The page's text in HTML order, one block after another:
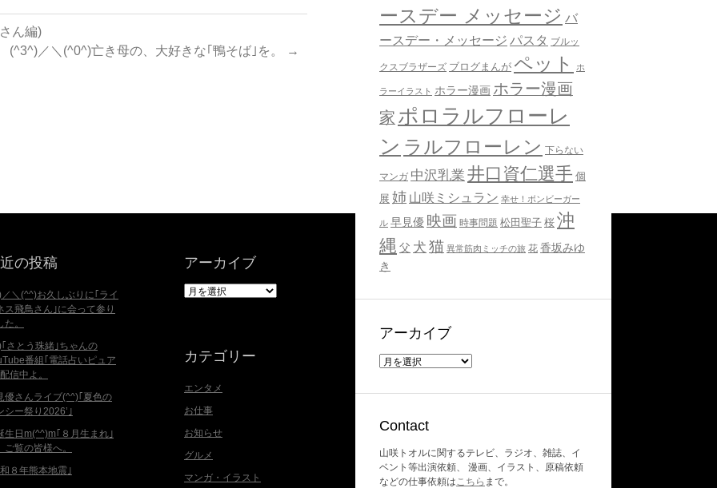
ん編)
(^3^)／＼(^0^)亡き母の、大好きな｢鴨そば｣を。
→
ースデー メッセージ バ
ースデー・メッセージ パスタ ブルッ
クスブラザーズ ブログまんが ペット ホ
ラーイラスト ホラー漫画 ホラー漫画
家 ポロラルフローレ
ン ラルフローレン 下らない
マンガ 中沢乳業 井口資仁選手 個
展 姉 山咲ミシュラン 幸せ！ボンビーガー
ル 早見優 映画 時事問題 松田聖子 桜 沖
縄 父 犬 猫 異常筋肉ミッチの旅 花 香坂みゆ
き
アーカイブ
ア
ブ
Contact
山咲トオルに関するテレビ、ラジオ、雑誌、イ
ベント等出演依頼、 漫画、イラスト、原稿依頼
などの仕事依頼はこちら まで。
の投稿
＼(^^)お久しぶりに｢ライ
ス飛鳥さん｣に会って参り
た。
さとう珠緒｣ちゃんの
番組｢電話占いピュア
信中よ。
優さんライブ(^^)｢夏色の
シー祭り2026’｣
生日m(^^)m｢８月生まれ｣
ご覧の皆様へ。
８年熊本地震｣
アーカイブ
ア
ブ
カテゴリー
エンタメ
お仕事
お知らせ
グルメ
マンガ・イラスト